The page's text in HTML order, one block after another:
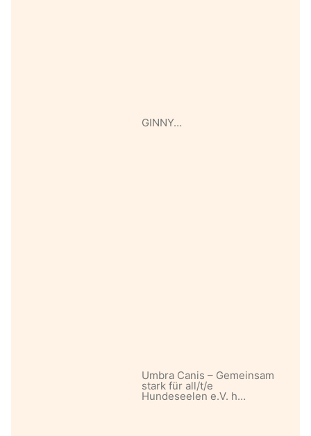
GINNY…
Umbra Canis – Gemeinsam
stark für all/t/e
Hundeseelen e.V. h…